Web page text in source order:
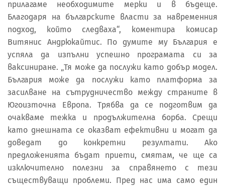
прилагаме необходимите мерки и в бъдеще.
Благодаря на българските власти за навременния
подход, който следваха“, коментира комисар
Витянис Андрюкайтис. По думите му България е
успяла да изпълни успешно програмата си за
ваксиниране. „Тя може да послужи като добър модел.
България може да послужи като платформа за
засилване на сътрудничество между страните в
Югоизточна Европа. Трябва да се подготвим да
очакваме тежка и продължителна борба. Срещи
като днешната се оказват ефективни и могат да
доведат до конкретни резултати. Ако
предложенията бъдат приети, смятам, че ще са
изключително полезни за справянето с тези
съществуващи проблеми. Пред нас има само един